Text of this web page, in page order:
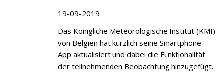
19-09-2019
Das Königliche Meteorologische Institut (KMI)
von Belgien hat kürzlich seine Smartphone-
App aktualisiert und dabei die Funktionalität
der teilnehmenden Beobachtung hinzugefügt.